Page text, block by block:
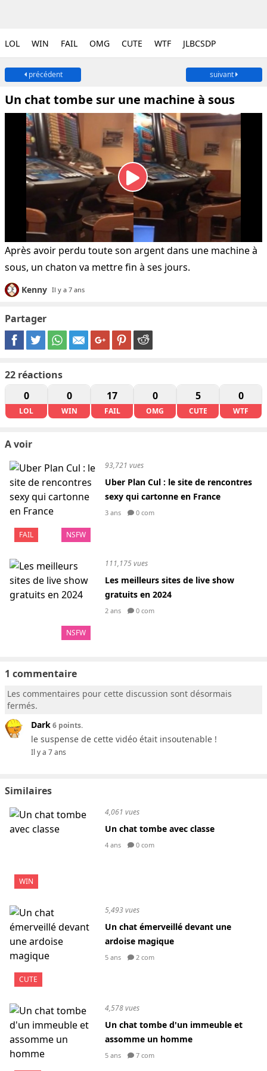
LOL WIN FAIL OMG CUTE WTF JLBCSDP
précédent suivant
Un chat tombe sur une machine à sous
Après avoir perdu toute son argent dans une machine à
sous, un chaton va mettre fin à ses jours.
Kenny Il y a 7 ans
Partager
22 réactions
0
LOL
0
WIN
17
FAIL
0
OMG
5
CUTE
0
WTF
A voir
FAIL NSFW
93,721 vues
Uber Plan Cul : le site de rencontres
sexy qui cartonne en France
3 ans 0 com
NSFW
111,175 vues
Les meilleurs sites de live show
gratuits en 2024
2 ans 0 com
1 commentaire
Les commentaires pour cette discussion sont désormais
fermés.
Dark6 points.
le suspense de cette vidéo était insoutenable !
Il y a 7 ans
Similaires
WIN
4,061 vues
Un chat tombe avec classe
4 ans 0 com
CUTE
5,493 vues
Un chat émerveillé devant une
ardoise magique
5 ans 2 com
4,578 vues
Un chat tombe d'un immeuble et
assomme un homme
5 ans 7 com